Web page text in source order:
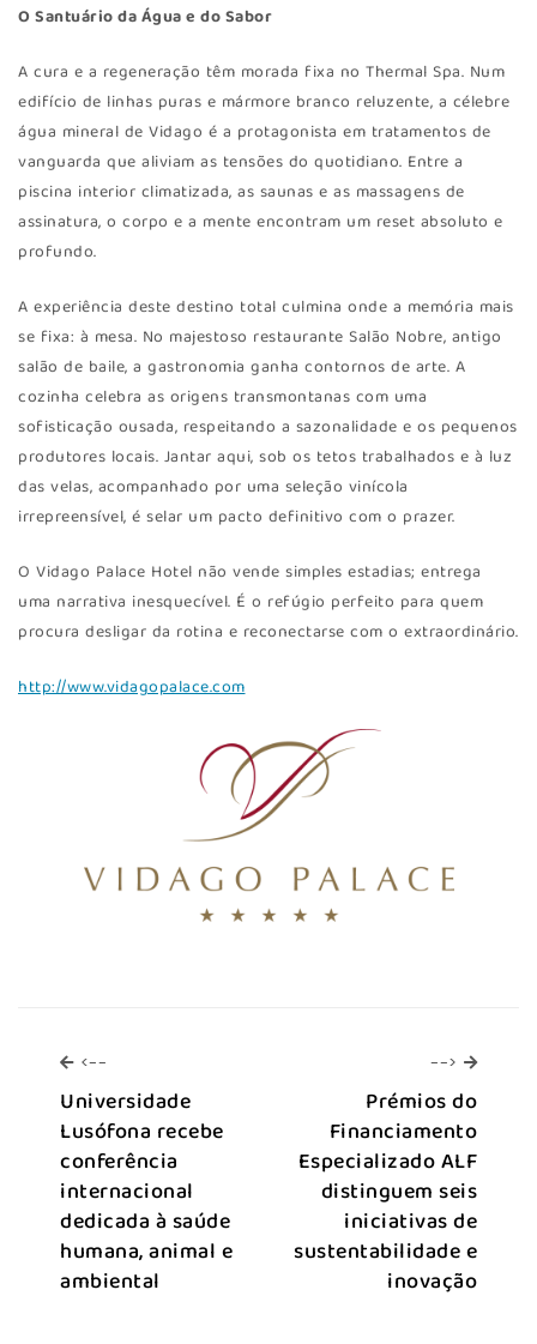
O Santuário da Água e do Sabor
A cura e a regeneração têm morada fixa no Thermal Spa. Num
edifício de linhas puras e mármore branco reluzente, a célebre
água mineral de Vidago é a protagonista em tratamentos de
vanguarda que aliviam as tensões do quotidiano. Entre a
piscina interior climatizada, as saunas e as massagens de
assinatura, o corpo e a mente encontram um reset absoluto e
profundo.
A experiência deste destino total culmina onde a memória mais
se fixa: à mesa. No majestoso restaurante Salão Nobre, antigo
salão de baile, a gastronomia ganha contornos de arte. A
cozinha celebra as origens transmontanas com uma
sofisticação ousada, respeitando a sazonalidade e os pequenos
produtores locais. Jantar aqui, sob os tetos trabalhados e à luz
das velas, acompanhado por uma seleção vinícola
irrepreensível, é selar um pacto definitivo com o prazer.
O Vidago Palace Hotel não vende simples estadias; entrega
uma narrativa inesquecível. É o refúgio perfeito para quem
procura desligar da rotina e reconectarse com o extraordinário.
http://www.vidagopalace.com
<--
Universidade
Lusófona recebe
conferência
internacional
dedicada à saúde
humana, animal e
ambiental
--> -->
Prémios do
Financiamento
Especializado ALF
distinguem seis
iniciativas de
sustentabilidade e
inovação